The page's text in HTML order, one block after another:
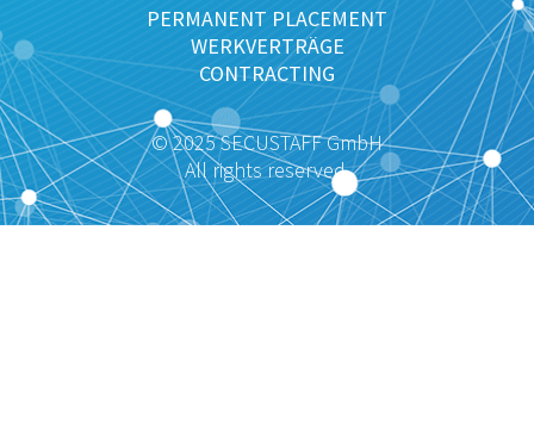
PERMANENT PLACEMENT
WERKVERTRÄGE
CONTRACTING
© 2025 SECUSTAFF GmbH
All rights reserved.